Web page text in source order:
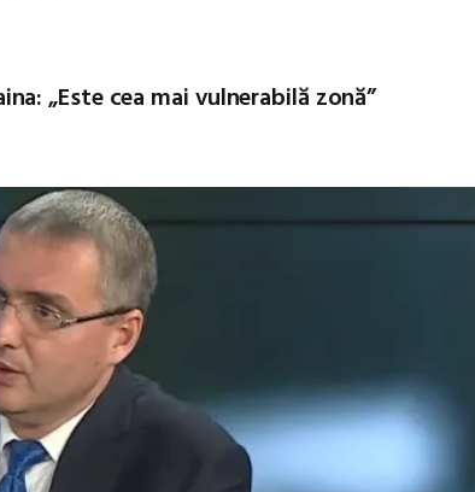
„Este cea mai vulnerabilă zonă”